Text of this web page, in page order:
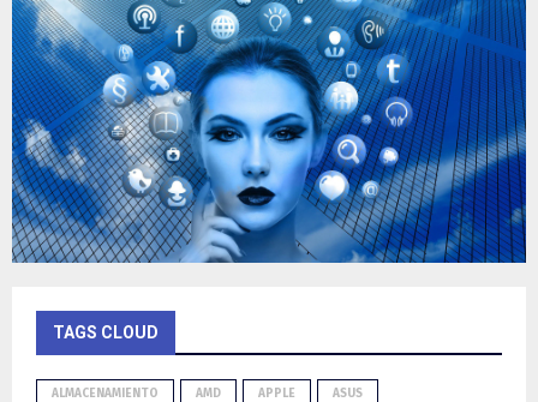
TAGS CLOUD
ALMACENAMIENTO AMD APPLE ASUS